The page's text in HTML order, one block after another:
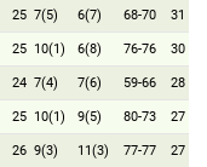
25 7(5) 6(7) 68-70 31
25 10(1) 6(8) 76-76 30
24 7(4) 7(6) 59-66 28
25 10(1) 9(5) 80-73 27
26 9(3) 11(3) 77-77 27